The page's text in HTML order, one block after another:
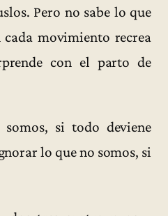
Pero no sabe lo que
movimiento recrea
con el parto de
si todo deviene
lo que no somos, si